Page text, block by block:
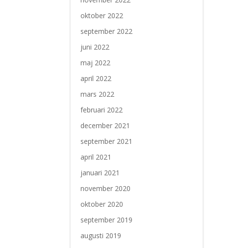
oktober 2022
september 2022
juni 2022
maj 2022
april 2022
mars 2022
februari 2022
december 2021
september 2021
april 2021
januari 2021
november 2020
oktober 2020
september 2019
augusti 2019